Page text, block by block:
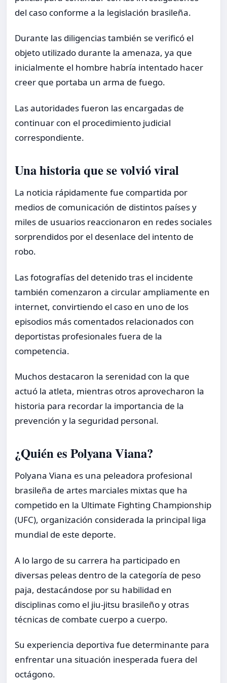
del caso conforme a la legislación brasileña.
Durante las diligencias también se verificó el
objeto utilizado durante la amenaza, ya que
inicialmente el hombre habría intentado hacer
creer que portaba un arma de fuego.
Las autoridades fueron las encargadas de
continuar con el procedimiento judicial
correspondiente.
Una historia que se volvió viral
La noticia rápidamente fue compartida por
medios de comunicación de distintos países y
miles de usuarios reaccionaron en redes sociales
sorprendidos por el desenlace del intento de
robo.
Las fotografías del detenido tras el incidente
también comenzaron a circular ampliamente en
internet, convirtiendo el caso en uno de los
episodios más comentados relacionados con
deportistas profesionales fuera de la
competencia.
Muchos destacaron la serenidad con la que
actuó la atleta, mientras otros aprovecharon la
historia para recordar la importancia de la
prevención y la seguridad personal.
¿Quién es Polyana Viana?
Polyana Viana es una peleadora profesional
brasileña de artes marciales mixtas que ha
competido en la Ultimate Fighting Championship
(UFC), organización considerada la principal liga
mundial de este deporte.
A lo largo de su carrera ha participado en
diversas peleas dentro de la categoría de peso
paja, destacándose por su habilidad en
disciplinas como el jiu-jitsu brasileño y otras
técnicas de combate cuerpo a cuerpo.
Su experiencia deportiva fue determinante para
enfrentar una situación inesperada fuera del
octágono.